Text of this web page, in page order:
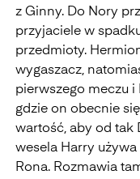
z Ginny. Do Nory
przyjaciele w
przedmioty.
wygaszacz,
pierwszego meczu
gdzie on obecnie
wartość, aby od tak
wesela Harry
Rona. Rozmawia